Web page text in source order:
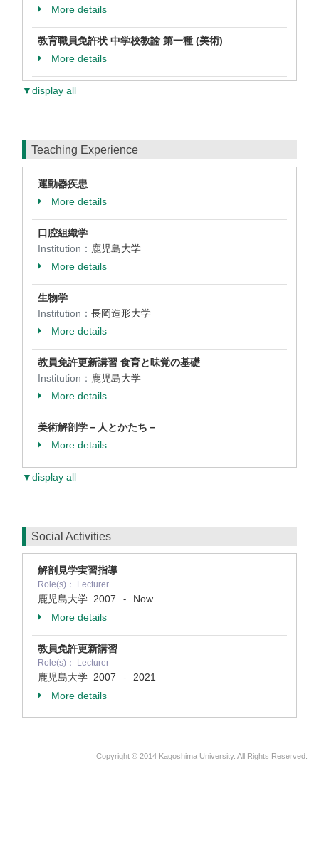
More details
教育職員免許状 中学校教諭 第一種 (美術)
More details
▼display all
Teaching Experience
運動器疾患
More details
口腔組織学
Institution： 鹿児島大学
More details
生物学
Institution： 長岡造形大学
More details
教員免許更新講習 食育と味覚の基礎
Institution： 鹿児島大学
More details
美術解剖学－人とかたち－
More details
▼display all
Social Activities
解剖見学実習指導
Role(s)： Lecturer
鹿児島大学 2007 -
Now
More details
教員免許更新講習
Role(s)： Lecturer
鹿児島大学 2007 -
2021
More details
Copyright © 2014 Kagoshima University. All Rights Reserved.